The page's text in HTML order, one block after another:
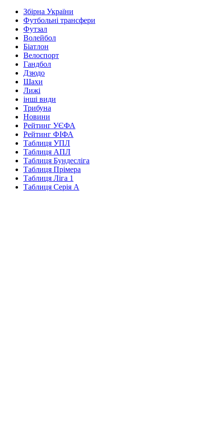
Збірна України
Футбольні трансфери
Футзал
Волейбол
Біатлон
Велоспорт
Гандбол
Дзюдо
Шахи
Лижі
інші види
Трибуна
Новини
Рейтинг УЄФА
Рейтинг ФІФА
Таблиця УПЛ
Таблиця АПЛ
Таблиця Бундесліга
Таблиця Прімера
Таблиця Ліга 1
Таблиця Серія А